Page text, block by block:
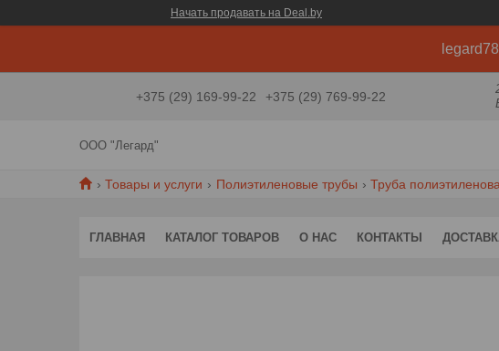
Начать продавать на Deal.by
+375 (29) 169-99-22 +375 (29) 769-99-22
ООО "Легард"
Товары и услуги Полиэтиленовые трубы Труба
ГЛАВНАЯ КАТАЛОГ ТОВАРОВ О НАС КОНТАКТЫ